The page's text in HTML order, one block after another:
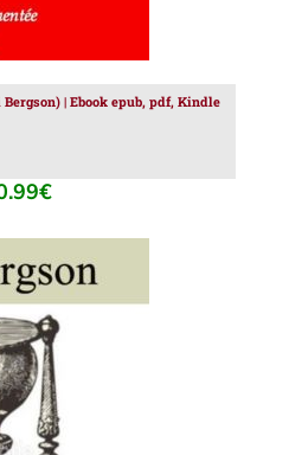
| Ebook epub, pdf, Kindle
€